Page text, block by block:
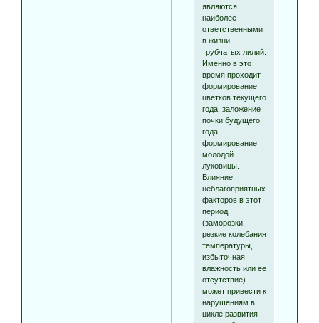
являются
наиболее
ответственными
в жизни
трубчатых лилий.
Именно в это
время проходит
формирование
цветков текущего
года, заложение
почки будущего
года,
формирование
молодой
луковицы.
Влияние
неблагоприятных
факторов в этот
период
(заморозки,
резкие колебания
температуры,
избыточная
влажность или ее
отсутствие)
может привести к
нарушениям в
цикле развития